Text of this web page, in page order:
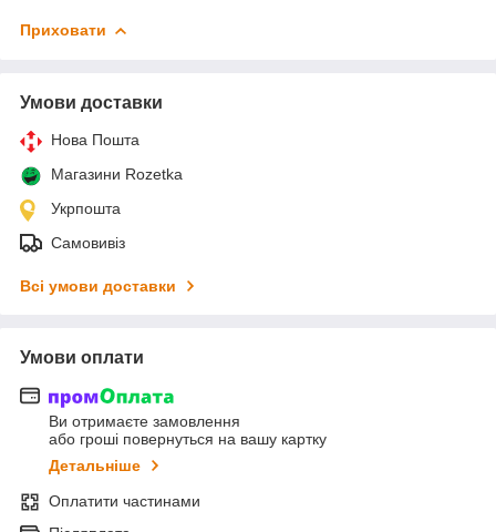
Приховати
Умови доставки
Нова Пошта
Магазини Rozetka
Укрпошта
Самовивіз
Всі умови доставки
Умови оплати
Ви отримаєте замовлення
або гроші повернуться на вашу картку
Детальніше
Оплатити частинами